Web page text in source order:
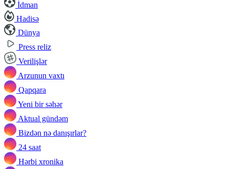
İdman
Hadisə
Dünya
Press reliz
Verilişlər
Arzunun vaxtı
Qapqara
Yeni bir səhər
Aktual gündəm
Bizdən nə danışırlar?
24 saat
Hərbi xronika